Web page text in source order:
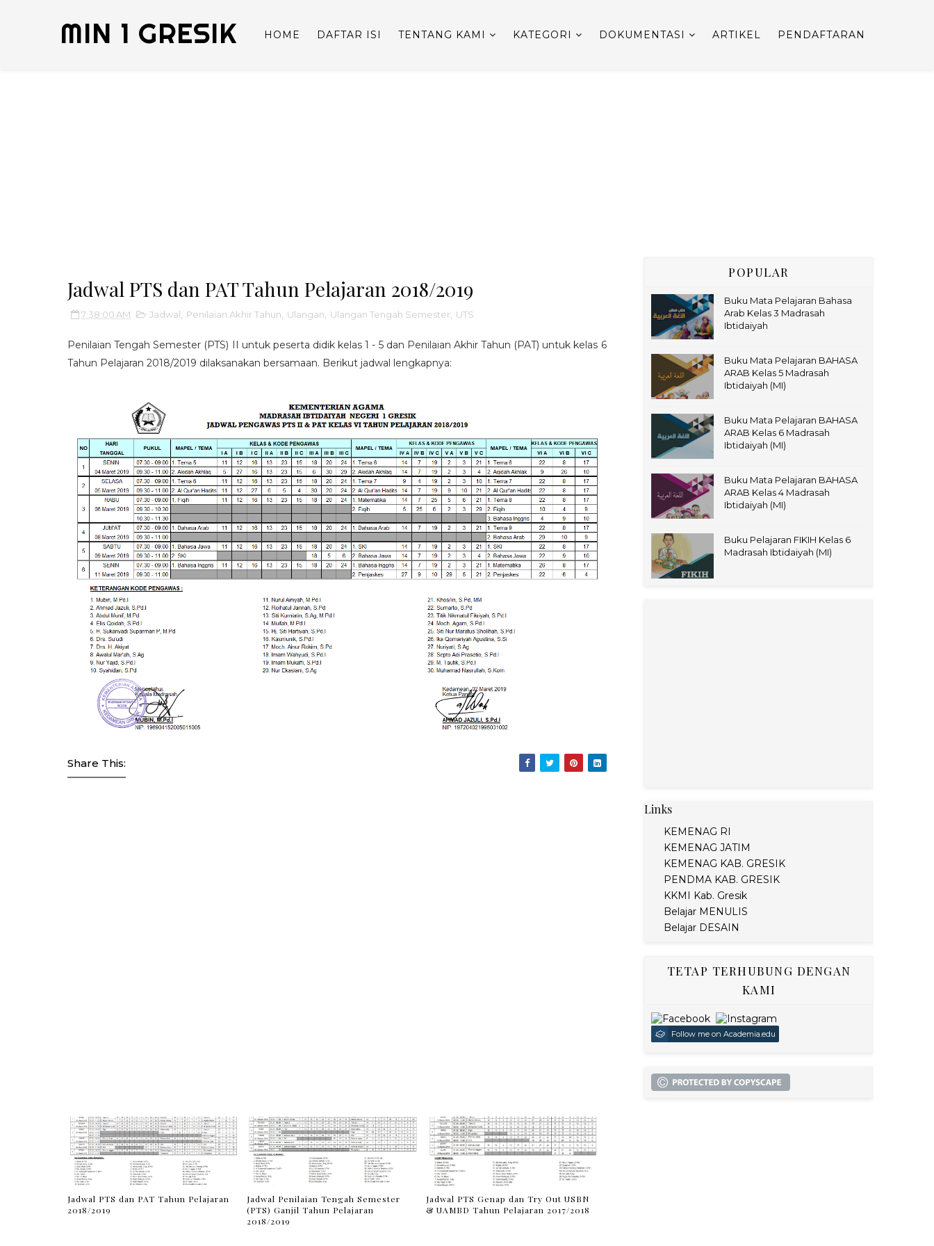
MIN 1 GRESIK HOME DAFTAR ISI TENTANG KAMI KATEGORI DOKUMENTASI ARTIKEL PENDAFTARAN
Jadwal PTS dan PAT Tahun Pelajaran 2018/2019
7:38:00 AM Jadwal Penilaian Akhir Tahun Ulangan Ulangan Tengah Semester UTS
Penilaian Tengah Semester (PTS) II untuk peserta didik kelas 1 - 5 dan Penilaian Akhir Tahun (PAT) untuk kelas 6
Tahun Pelajaran 2018/2019 dilaksanakan bersamaan. Berikut jadwal lengkapnya:
Share This:
Jadwal PTS dan PAT Tahun Pelajaran
2018/2019
Jadwal Penilaian Tengah Semester
(PTS) Ganjil Tahun Pelajaran
2018/2019
Jadwal PTS Genap dan Try Out USBN
& UAMBD Tahun Pelajaran 2017/2018
POPULAR
Buku Mata Pelajaran Bahasa
Arab Kelas 3 Madrasah
Ibtidaiyah
Buku Mata Pelajaran BAHASA
ARAB Kelas 5 Madrasah
Ibtidaiyah (MI)
Buku Mata Pelajaran BAHASA
ARAB Kelas 6 Madrasah
Ibtidaiyah (MI)
Buku Mata Pelajaran BAHASA
ARAB Kelas 4 Madrasah
Ibtidaiyah (MI)
Buku Pelajaran FIKIH Kelas 6
Madrasah Ibtidaiyah (MI)
Links
KEMENAG RI
KEMENAG JATIM
KEMENAG KAB. GRESIK
PENDMA KAB. GRESIK
KKMI Kab. Gresik
Belajar MENULIS
Belajar DESAIN
TETAP TERHUBUNG DENGAN
KAMI
Follow me on Academia.edu